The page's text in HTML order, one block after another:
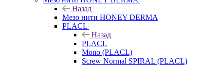
Назад
Мезо нити HONEY DERMA
PLACL
Назад
PLACL
Mono (PLACL)
Screw Normal SPIRAL (PLACL)